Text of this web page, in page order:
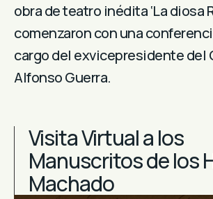
obra de teatro inédita ‘La diosa
comenzaron con una
cargo del exvicepresidente del
Alfonso Guerra.
Visita Virtual a los
Manuscritos de los
Machado